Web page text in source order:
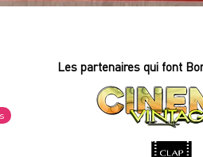
Les partenaires qui font